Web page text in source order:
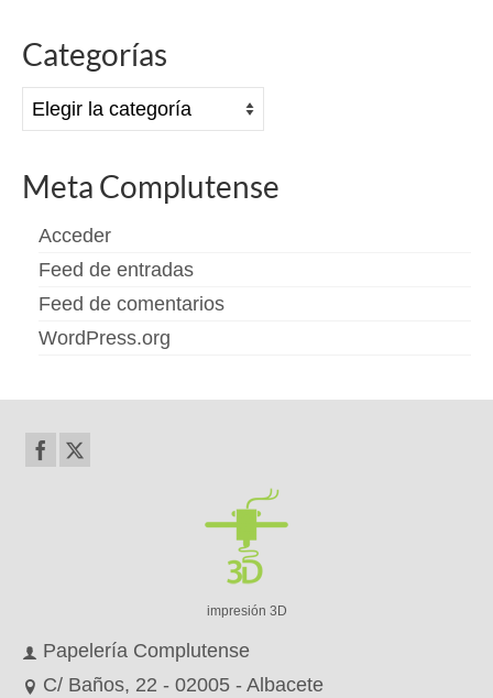
Categorías
Categorías
Meta Complutense
Acceder
Feed de entradas
Feed de comentarios
WordPress.org
impresión 3D
Papelería Complutense
C/ Baños, 22 - 02005 - Albacete